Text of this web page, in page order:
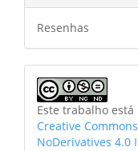
Resenhas
Este trabalho
Creative
NoDerivatives 4.0